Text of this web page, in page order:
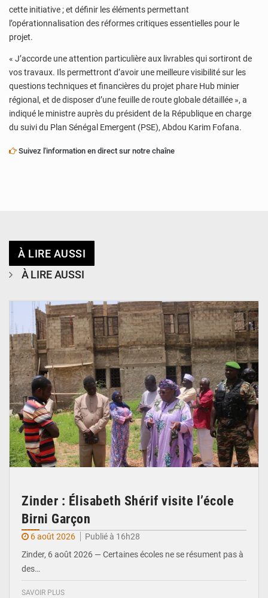
cette initiative ; et définir les éléments permettant
l’opérationnalisation des réformes critiques essentielles pour le
projet.
« J’accorde une attention particulière aux livrables qui sortiront de
vos travaux. Ils permettront d’avoir une meilleure visibilité sur les
questions techniques et financières du projet phare Hub minier
régional, et de disposer d’une feuille de route globale détaillée », a
indiqué le ministre auprès du président de la République en charge
du suivi du Plan Sénégal Emergent (PSE), Abdou Karim Fofana.
Suivez l'information en direct sur notre chaîne
À LIRE AUSSI
À LIRE AUSSI
Zinder : Élisabeth Shérif visite l’école
Birni Garçon
6 août 2026
Publié à 16h28
Zinder, 6 août 2026 — Certaines écoles ne se résument pas à
des…
SAVOIR PLUS